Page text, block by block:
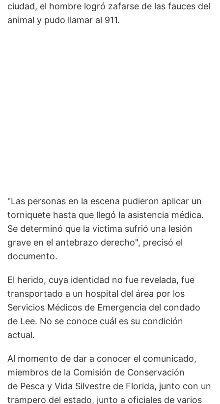
ciudad, el hombre logró zafarse de las fauces del
animal y pudo llamar al 911.
"Las personas en la escena pudieron aplicar un
torniquete hasta que llegó la asistencia médica.
Se determinó que la víctima sufrió una lesión
grave en el antebrazo derecho", precisó el
documento.
El herido, cuya identidad no fue revelada, fue
transportado a un hospital del área por los
Servicios Médicos de Emergencia del condado
de Lee. No se conoce cuál es su condición
actual.
Al momento de dar a conocer el comunicado,
miembros de la Comisión de Conservación
de Pesca y Vida Silvestre de Florida, junto con un
trampero del estado, junto a oficiales de varios